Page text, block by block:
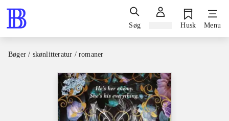
Søg Husk Menu
Bøger / skønlitteratur / romaner